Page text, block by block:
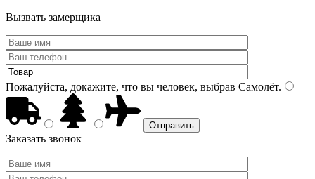
Вызвать замерщика
Пожалуйста, докажите, что вы человек, выбрав Самолёт.
Заказать звонок